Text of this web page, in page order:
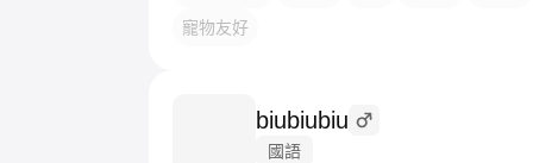
寵物友好
biubiubiu
國語